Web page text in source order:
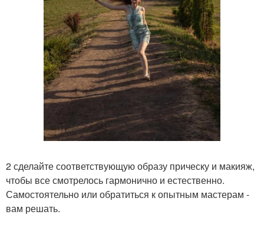
2 сделайте соответствующую образу прическу и макияж,
чтобы все смотрелось гармонично и естественно.
Самостоятельно или обратиться к опытным мастерам -
вам решать.